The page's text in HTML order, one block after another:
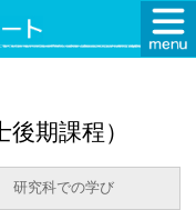
期課程）
研究科での学び